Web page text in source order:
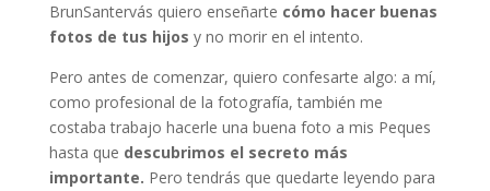
BrunSantervás quiero enseñarte cómo hacer buenas
fotos de tus hijos y no morir en el intento.
Pero antes de comenzar, quiero confesarte algo: a mí,
como profesional de la fotografía, también me
costaba trabajo hacerle una buena foto a mis Peques
hasta que descubrimos el secreto más
importante. Pero tendrás que quedarte leyendo para